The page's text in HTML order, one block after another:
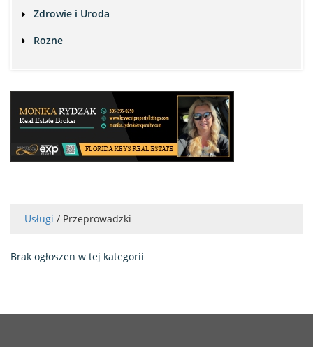
Zdrowie i Uroda
Rozne
Usługi / Przeprowadzki
Brak ogłoszen w tej kategorii